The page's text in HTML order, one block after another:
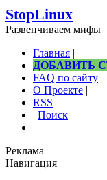
StopLinux
Развенчиваем мифы
Главная |
ДОБАВИТЬ
FAQ по сайту |
О Проекте |
RSS
| Поиск
Реклама
Навигация